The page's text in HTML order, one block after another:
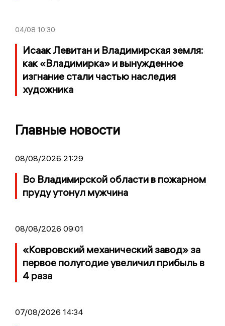
04/08 10:30
Исаак Левитан и Владимирская земля:
как «Владимирка» и вынужденное
изгнание стали частью наследия
художника
Главные новости
08/08/2026 21:29
Во Владимирской области в пожарном
пруду утонул мужчина
08/08/2026 09:01
«Ковровский механический завод» за
первое полугодие увеличил прибыль в
4 раза
07/08/2026 14:34